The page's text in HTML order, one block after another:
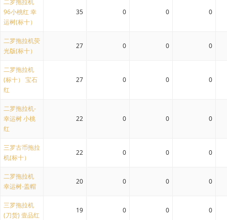
二罗拖拉机
96小桃红 幸
运树(标十）
35 0 0 0
二罗拖拉机荧
光版(标十）
27 0 0 0
二罗拖拉机
(标十） 宝石
红
27 0 0 0
二罗拖拉机-
幸运树 小桃
红
22 0 0 0
三罗古币拖拉
机(标十）
22 0 0 0
二罗拖拉机
幸运树-盖帽
20 0 0 0
三罗拖拉机
(刀货) 壹品红
19 0 0 0